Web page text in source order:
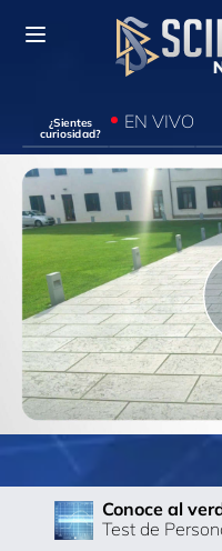
¿Sientes
curiosidad?
EN VIVO
Conoce al
Test de